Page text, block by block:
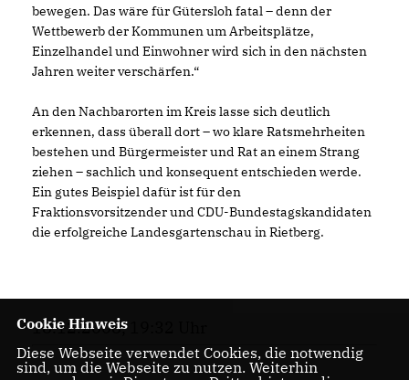
bewegen. Das wäre für Gütersloh fatal – denn der
Wettbewerb der Kommunen um Arbeitsplätze,
Einzelhandel und Einwohner wird sich in den nächsten
Jahren weiter verschärfen.“
An den Nachbarorten im Kreis lasse sich deutlich
erkennen, dass überall dort – wo klare Ratsmehrheiten
bestehen und Bürgermeister und Rat an einem Strang
ziehen – sachlich und konsequent entschieden werde.
Ein gutes Beispiel dafür ist für den
Fraktionsvorsitzender und CDU-Bundestagskandidaten
die erfolgreiche Landesgartenschau in Rietberg.
18.12.2008, 19:32 Uhr
Cookie Hinweis
Diese Webseite verwendet Cookies, die notwendig
sind, um die Webseite zu nutzen. Weiterhin